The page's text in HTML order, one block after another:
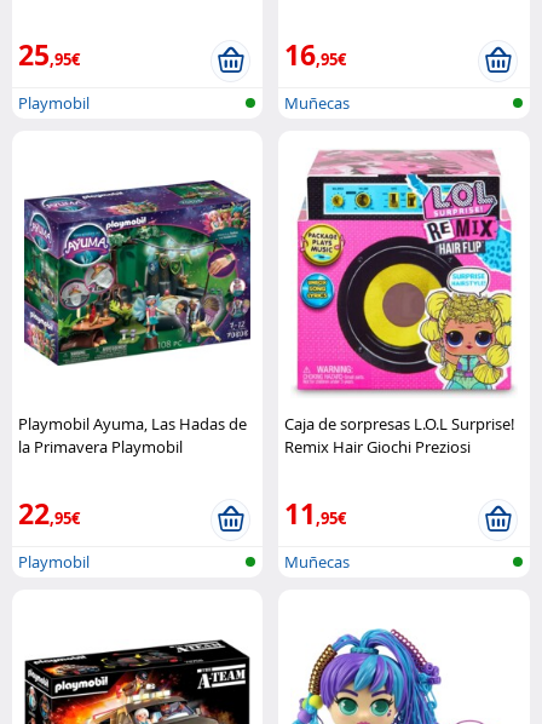
25,95€
Playmobil
16,95€
Muñecas
Playmobil Ayuma, Las Hadas de
la Primavera Playmobil
22,95€
Playmobil
Caja de sorpresas L.O.L Surprise!
Remix Hair Giochi Preziosi
11,95€
Muñecas